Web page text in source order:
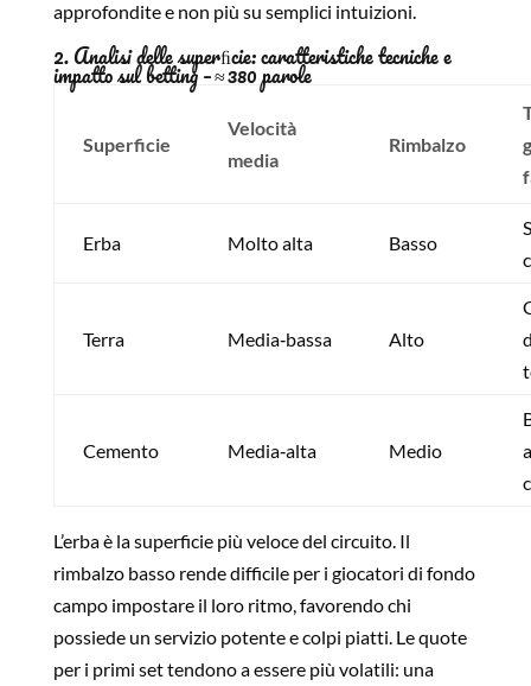
approfondite e non più su semplici intuizioni.
2. Analisi delle superﬁcie: caratteristiche tecniche e
impatto sul betting – ≈ 380 parole
Superficie
Velocità
media
Rimbalzo
Erba Molto alta Basso
Terra Media‑bassa Alto
Cemento Media‑alta Medio
L’erba è la superficie più veloce del circuito. Il
rimbalzo basso rende difficile per i giocatori di fondo
campo impostare il loro ritmo, favorendo chi
possiede un servizio potente e colpi piatti. Le quote
per i primi set tendono a essere più volatili: una